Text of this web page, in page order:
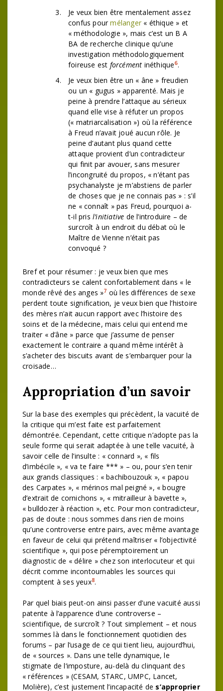
Je veux bien être mentalement assez
confus pourmélanger « éthique » et
« méthodologie », mais c’est un B A
BA de recherche clinique qu’une
investigation méthodologiquement
foireuse est forcément inéthique6.
Je veux bien être un « âne » freudien
ou un « gugus » apparenté. Mais je
peine à prendre l’attaque au sérieux
quand elle vise à réfuter un propos
(« matriarcalisation ») où la référence
à Freud n’avait joué aucun rôle. Je
peine d’autant plus quand cette
attaque provient d’un contradicteur
qui finit par avouer, sans mesurer
l’incongruité du propos, « n’étant pas
psychanalyste je m’abstiens de parler
de choses que je ne connais pas » : s’il
ne « connaît » pas Freud, pourquoi a-
t-il prisl’initiative de l’introduire – de
surcroît à un endroit du débat où le
Maître de Vienne n’était pas
convoqué ?
Bref et pour résumer : je veux bien que mes
contradicteurs se calent confortablement dans « le
monde rêvé des anges »7 où les différences de sexe
perdent toute signification, je veux bien que l’histoire
des mères n’ait aucun rapport avec l’histoire des
soins et de la médecine, mais celui qui entend me
traiter « d’âne » parce que j’assume de penser
exactement le contraire a quand même intérêt à
s’acheter des biscuits avant de s’embarquer pour la
croisade…
Appropriation d’un savoir
Sur la base des exemples qui précèdent, la vacuité de
la critique qui m’est faite est parfaitement
démontrée. Cependant, cette critique n’adopte pas la
seule forme qui serait adaptée à une telle vacuité, à
savoir celle de l’insulte : « connard », « fils
d’imbécile », « va te faire *** » – ou, pour s’en tenir
aux grands classiques : « bachibouzouk », « papou
des Carpates », « mérinos mal peigné », « bougre
d’extrait de cornichons », « mitrailleur à bavette »,
« bulldozer à réaction », etc. Pour mon contradicteur,
pas de doute : nous sommes dans rien de moins
qu’une controverse entre pairs, avec même avantage
en faveur de celui qui prétend maîtriser « l’objectivité
scientifique », qui pose péremptoirement un
diagnostic de « délire » chez son interlocuteur et qui
décrit comme incontournables les sources qui
comptent à ses yeux8.
Par quel biais peut-on ainsi passer d’une vacuité aussi
patente à l’apparence d’une controverse –
scientifique, de surcroît ? Tout simplement – et nous
sommes là dans le fonctionnement quotidien des
forums – par l’usage de ce qui tient lieu, aujourd’hui,
de « sources ». Dans une telle dynamique, le
stigmate de l’imposture, au-delà du clinquant des
« références » (CESAM, STARC, UMPC, Lancet,
Molière), c’est justement l’incapacité de s’approprier